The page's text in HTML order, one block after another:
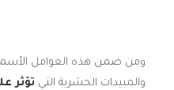
ومن ضمن هذه العوامل
والمبيدات الحشرية التي تؤثر